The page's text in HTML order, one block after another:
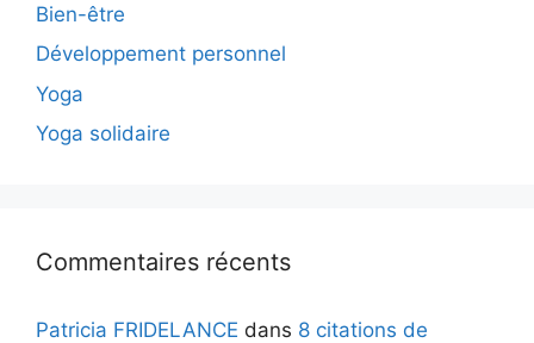
Bien-être
Développement personnel
Yoga
Yoga solidaire
Commentaires récents
Patricia FRIDELANCE dans 8 citations de